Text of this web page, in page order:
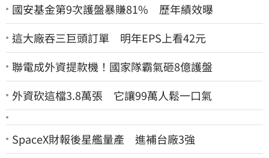
國安基金第9次護盤暴賺81% 歷年績效曝
這大廠吞三巨頭訂單 明年EPS上看42元
聯電成外資提款機！國家隊霸氣砸8億護盤
外資砍這檔3.8萬張 它讓99萬人鬆一口氣
SpaceX財報後星艦量產 進補台廠3強